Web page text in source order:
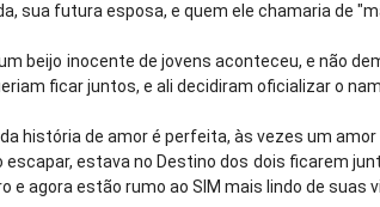
sua futura esposa, e quem ele chamaria de
beijo inocente de jovens aconteceu, e não
ficar juntos, e ali decidiram oficializar o
história de amor é perfeita, às vezes um
escapar, estava no Destino dos dois ficarem
e agora estão rumo ao SIM mais lindo de suas